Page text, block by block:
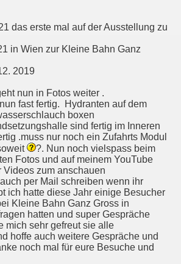
das erste mal auf der Ausstellung zu
in Wien zur Kleine Bahn Ganz
2019
nun in Fotos weiter .
fast fertig. Hydranten auf dem
boxen
sind fertig im Inneren
.muss nur noch ein Zufahrts Modul
?. Nun noch vielspass beim
Fotos und auf meinem YouTube
Videos zum anschauen
per Mail schreiben wenn ihr
ich hatte diese Jahr einige Besucher
Kleine Bahn Ganz Gross in
hatten und super Gespräche
mich sehr gefreut sie alle
hoffe auch weitere Gespräche und
noch mal für eure Besuche und